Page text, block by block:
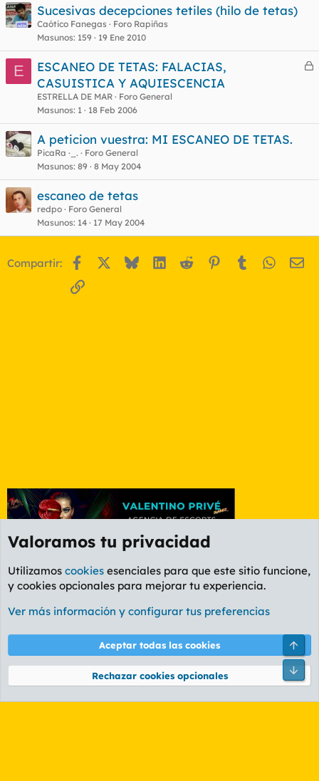
Sucesivas decepciones tetiles (hilo de tetas)
Caótico Fanegas
Foro Rapiñas
Masunos 159 19 Ene 2010
E
C
a
ESCANEO DE TETAS: FALACIAS,
CASUISTICA Y AQUIESCENCIA
ESTRELLA DE MAR
Foro General
Masunos 1 18 Feb 2006
A peticion vuestra: MI ESCANEO DE TETAS.
PicaRa ·_.
Foro General
Masunos 89 8 May 2004
escaneo de tetas
redpo
Foro General
Masunos 14 17 May 2004
Compartir: Facebook BlueskyLinkedIn
Reddit Pinterest
Tumblr
Enlace
Foro General
Cookies
PL OLDSTYLE AMARILLO
Términos y reglas Política de privacidad Ayuda
Community platform by XenForo® © 2010-2026 XenForo Ltd.
Valoramos tu privacidad
Utilizamos cookies esenciales para que este sitio funcione,
y cookies opcionales para mejorar tu experiencia.
Ver más información y configurar tus preferencias
Aceptar todas las cookies
Rechazar cookies opcionales
Pie